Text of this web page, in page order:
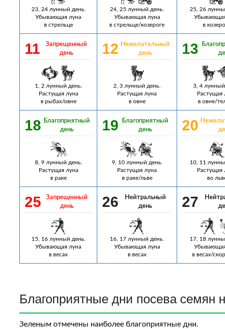
23, 24 лунный день.
Убывающая луна
в стрельце
24, 25 лунный день.
Убывающая луна
в стрельце/козероге
25, 26
в
11
Запрещенный
день
1, 2 лунный день.
Растущая луна
в рыбах/овне
12 Нежелательный
день
2, 3 лунный день.
Растущая луна
в овне
13
3, 4 лунный
Растущая
в овне/
18
Благоприятный
день
8, 9 лунный день.
Растущая луна
в раке
19
Благоприятный
день
9, 10 лунный день.
Растущая луна
в раке/льве
20
10, 11
Растущая
во
25
Запрещенный
день
15, 16 лунный день.
Убывающая луна
в весах
26
Нейтральный
день
16, 17 лунный день.
Убывающая луна
в весах
27
17, 18
в весах/
Благоприятные дни посева семян
Зеленым отмечены наиболее благоприятные дни.